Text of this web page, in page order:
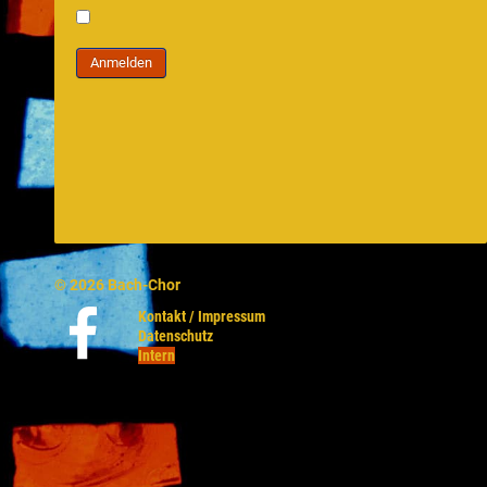
Anmelden
© 2026 Bach-Chor
Kontakt / Impressum
Datenschutz
Intern